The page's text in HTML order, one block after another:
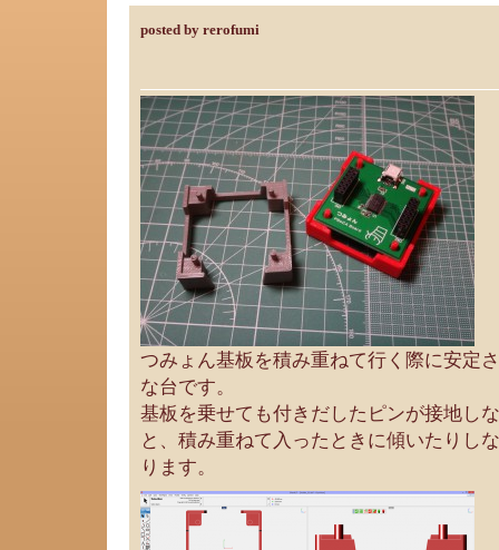
posted by rerofumi
つみょん基板を積み重ねて行く際に安定
な台です。
基板を乗せても付きだしたピンが接地し
と、積み重ねて入ったときに傾いたりし
ります。